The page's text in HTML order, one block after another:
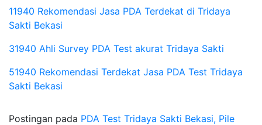
11940 Rekomendasi Jasa PDA Terdekat di Tridaya
Sakti Bekasi
31940 Ahli Survey PDA Test akurat Tridaya Sakti
51940 Rekomendasi Terdekat Jasa PDA Test Tridaya
Sakti Bekasi
Postingan pada PDA Test Tridaya Sakti Bekasi, Pile